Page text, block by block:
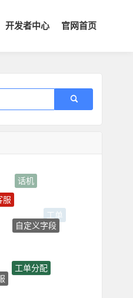
开发者中心 官网首页
话机
自定义字段
工单分配